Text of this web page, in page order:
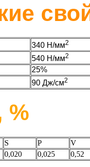
340 Н/мм2
540 Н/мм2
25%
90 Дж/см2
%
S P
V
0,020 0,025 0,52